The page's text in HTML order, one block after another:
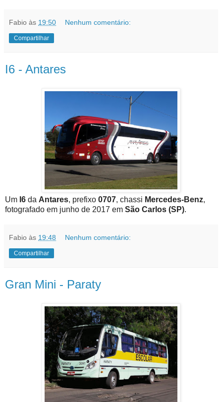
Fabio às 19:50 Nenhum comentário:
Compartilhar
I6 - Antares
Um I6 da Antares, prefixo 0707, chassi Mercedes-Benz,
fotografado em junho de 2017 em São Carlos (SP).
Fabio às 19:48 Nenhum comentário:
Compartilhar
Gran Mini - Paraty